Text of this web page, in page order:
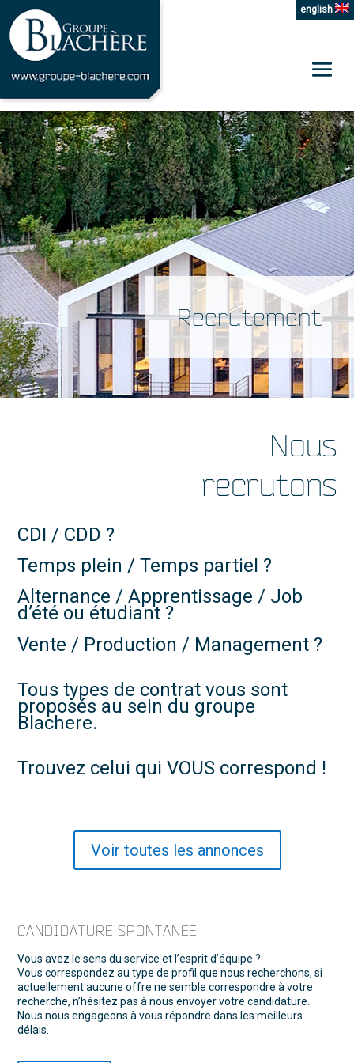
english
Recrutement
Nous
recrutons
CDI / CDD ?
Temps plein / Temps partiel ?
Alternance / Apprentissage / Job
d’été ou étudiant ?
Vente / Production / Management ?
Tous types de contrat vous sont
proposés au sein du groupe
Blachere.
Trouvez celui qui VOUS correspond !
Voir toutes les annonces
CANDIDATURE SPONTANEE
Vous avez le sens du service et l’esprit d’équipe ?
Vous correspondez au type de profil que nous recherchons, si
actuellement aucune offre ne semble correspondre à votre
recherche, n’hésitez pas à nous envoyer votre candidature.
Nous nous engageons à vous répondre dans les meilleurs
délais.